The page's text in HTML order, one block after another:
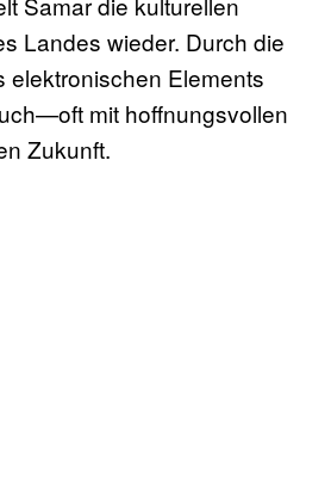
Landes wieder. Durch die
elektronischen Elements
mit hoffnungsvollen
Zukunft.